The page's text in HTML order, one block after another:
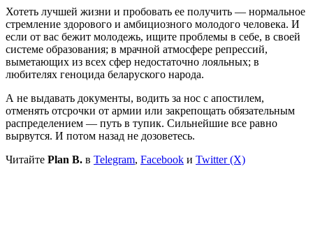
Хотеть лучшей жизни и пробовать ее получить — нормальное
стремление здорового и амбициозного молодого человека. И
если от вас бежит молодежь, ищите проблемы в себе, в своей
системе образования; в мрачной атмосфере репрессий,
выметающих из всех сфер недостаточно лояльных; в
любителях геноцида беларуского народа.
А не выдавать документы, водить за нос с апостилем,
отменять отсрочки от армии или закрепощать обязательным
распределением — путь в тупик. Сильнейшие все равно
вырвутся. И потом назад не дозоветесь.
Читайте Plan B. в Telegram, Facebook и Twitter (X)